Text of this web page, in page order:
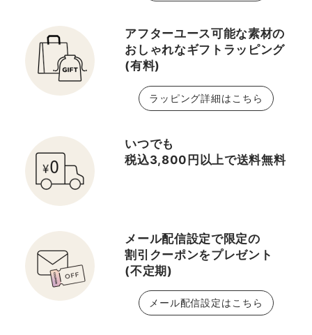
アフターユース可能な素材の
おしゃれなギフトラッピング
(有料)
ラッピング詳細はこちら
いつでも
税込3,800円以上で送料無料
メール配信設定で限定の
割引クーポンをプレゼント
(不定期)
メール配信設定はこちら